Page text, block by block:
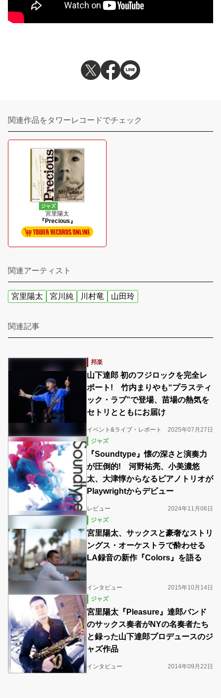
関連作品をタワーレコードでチェック
ジャズ
宮里陽太
『Precious』
関連アーティスト
宮里陽太 宮川純 川村竜 山田玲
関連記事
邦楽
山下達郎 初のフジロックを完全レ
ポート! 竹内まりやも“プラスティ
ック・ラブ”で登場、苗場の熱気を
セトリとともにお届け
イベント&ライブ・レポート
2025年07月27日
ジャズ
『Soundtype』懐の深さと演奏力
が圧倒的! 河野祐亮、小美濃悠
太、大津惇からなるピアノトリオが
Playwrightからデビュー
レビュー
2024年11月06日
ジャズ
宮里陽太、サックスと豪奢なストリ
ングス・オーケストラで酔わせる
LA録音の新作『Colors』を語る
インタビュー
2015年10月14日
ジャズ
宮里陽太『Pleasure』達郎バンド
のサックス奏者がNYの名奏者たち
と録った山下達郎プロデュースのジ
ャズ作品
インタビュー 2014年09月22日